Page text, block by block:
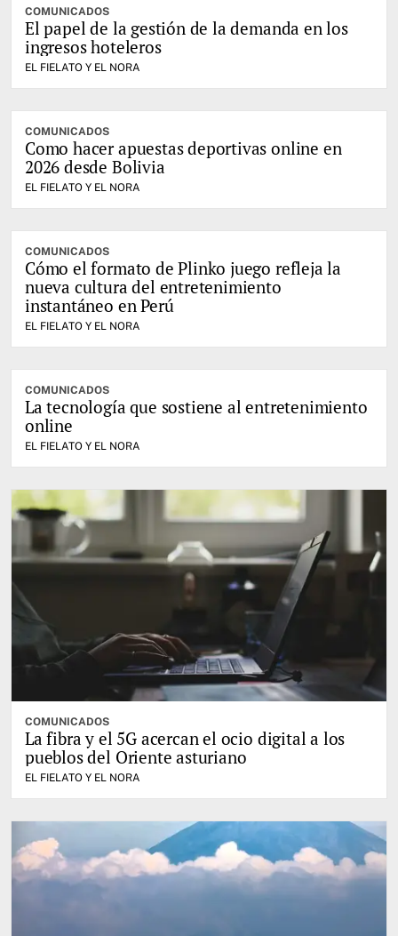
COMUNICADOS
El papel de la gestión de la demanda en los
ingresos hoteleros
EL FIELATO Y EL NORA
COMUNICADOS
Como hacer apuestas deportivas online en
2026 desde Bolivia
EL FIELATO Y EL NORA
COMUNICADOS
Cómo el formato de Plinko juego refleja la
nueva cultura del entretenimiento
instantáneo en Perú
EL FIELATO Y EL NORA
COMUNICADOS
La tecnología que sostiene al entretenimiento
online
EL FIELATO Y EL NORA
COMUNICADOS
La fibra y el 5G acercan el ocio digital a los
pueblos del Oriente asturiano
EL FIELATO Y EL NORA